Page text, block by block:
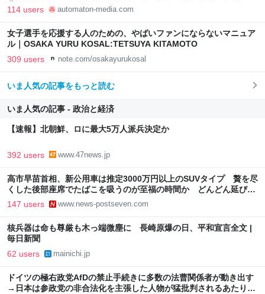
分 - AUTOMATON
114 users automaton-media.com
女子選手を応援する人のための、やばいファンにならないマニュア
ル｜OSAKA YURU KOSAL:TETSUYA KITAMOTO
309 users note.com/osakayurukosal
いま人気の記事をもっと読む
いま人気の記事 - 政治と経済
【速報】北朝鮮、ロに最大5万人派兵決定か
392 users www.47news.jp
高市早苗首相、新公用車は推定3000万円以上のSUVタイプ 贅を尽
くした後部座席でたばこを吸うのが至福の時間か どんどん延びる
乗車時間
147 users www.news-postseven.com
核兵器は命も尊厳も木っ端微塵に 長崎原爆の日、平和宣言全文 |
毎日新聞
62 users mainichi.jp
ドイツの極右政党AfDの禁止手続きに多数の法曹関係者が動き出す
→日本は参政党の非合法化を主張した人物が猛批判されるあたりま